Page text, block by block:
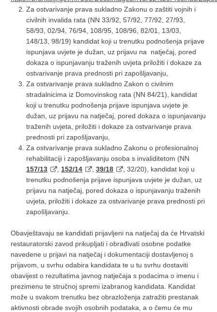
Za ostvarivanje prava sukladno Zakonu o zaštiti vojnih i
civilnih invalida rata (NN 33/92, 57/92, 77/92, 27/93,
58/93, 02/94, 76/94, 108/95, 108/96, 82/01, 13/03,
148/13, 98/19) kandidat koji u trenutku podnošenja prijave
ispunjava uvjete je dužan, uz prijavu na natječaj, pored
dokaza o ispunjavanju traženih uvjeta priložiti i dokaze za
ostvarivanje prava prednosti pri zapošljavanju,
Za ostvarivanje prava sukladno Zakon o civilnim
stradalnicima iz Domovinskog rata (NN 84/21), kandidat
koji u trenutku podnošenja prijave ispunjava uvjete je
dužan, uz prijavu na natječaj, pored dokaza o ispunjavanju
traženih uvjeta, priložiti i dokaze za ostvarivanje prava
prednosti pri zapošljavanju,
Za ostvarivanje prava sukladno Zakonu o profesionalnoj
rehabilitaciji i zapošljavanju osoba s invaliditetom (NN
157/13
152/14 ,39/18
, 32/20), kandidat koji u
trenutku podnošenja prijave ispunjava uvjete je dužan, uz
prijavu na natječaj, pored dokaza o ispunjavanju traženih
uvjeta, priložiti i dokaze za ostvarivanje prava prednosti pri
zapošljavanju.
Obavještavaju se kandidati prijavljeni na natječaj da će Hrvatski
restauratorski zavod prikupljati i obrađivati osobne podatke
navedene u prijavi na natječaj i dokumentaciji dostavljenoj s
prijavom, u svrhu odabira kandidata te u tu svrhu dostaviti
obavijest o rezultatima javnog natječaja s podacima o imenu i
prezimenu te stručnoj spremi izabranog kandidata. Kandidat
može u svakom trenutku bez obrazloženja zatražiti prestanak
aktivnosti obrade svojih osobnih podataka, a o čemu će mu